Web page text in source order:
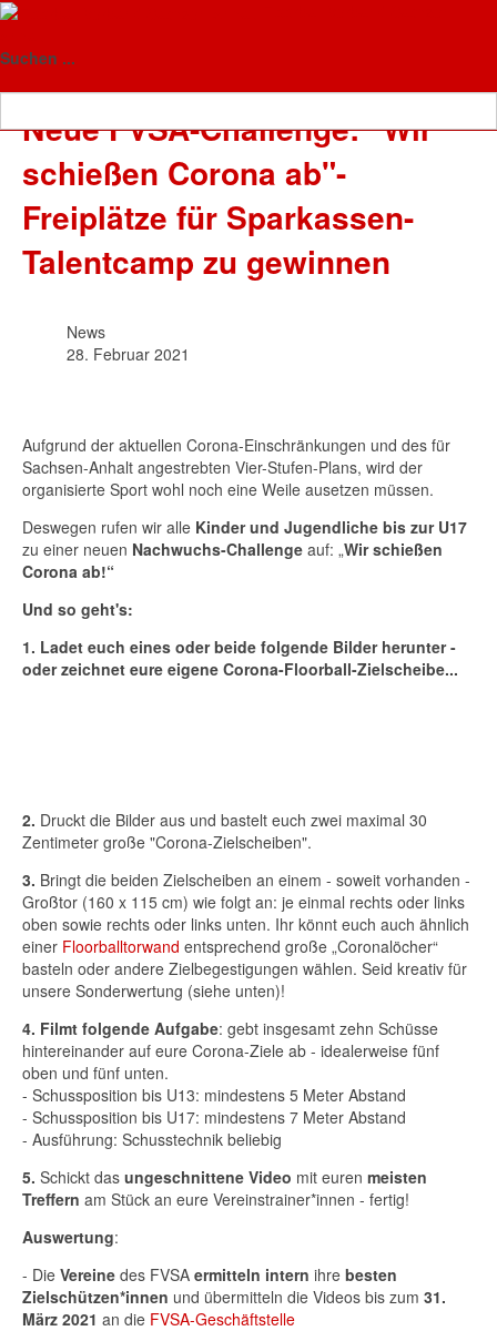
Suchen ...
News
Neue FVSA-Challenge: "Wir
schießen Corona ab"-
Freiplätze für Sparkassen-
Talentcamp zu gewinnen
News
28. Februar 2021
Aufgrund der aktuellen Corona-Einschränkungen und des für
Sachsen-Anhalt angestrebten Vier-Stufen-Plans, wird der
organisierte Sport wohl noch eine Weile ausetzen müssen.
Deswegen rufen wir alle Kinder und Jugendliche bis zur U17
zu einer neuen Nachwuchs-Challenge auf: „Wir schießen
Corona ab!“
Und so geht's:
1. Ladet euch eines oder beide folgende Bilder herunter -
oder zeichnet eure eigene Corona-Floorball-Zielscheibe...
2. Druckt die Bilder aus und bastelt euch zwei maximal 30
Zentimeter große "Corona-Zielscheiben".
3. Bringt die beiden Zielscheiben an einem - soweit vorhanden -
Großtor (160 x 115 cm) wie folgt an: je einmal rechts oder links
oben sowie rechts oder links unten. Ihr könnt euch auch ähnlich
einer Floorballtorwand entsprechend große „Coronalöcher“
basteln oder andere Zielbegestigungen wählen. Seid kreativ für
unsere Sonderwertung (siehe unten)!
4. Filmt folgende Aufgabe: gebt insgesamt zehn Schüsse
hintereinander auf eure Corona-Ziele ab - idealerweise fünf
oben und fünf unten.
- Schussposition bis U13: mindestens 5 Meter Abstand
- Schussposition bis U17: mindestens 7 Meter Abstand
- Ausführung: Schusstechnik beliebig
5. Schickt das ungeschnittene Video mit euren meisten
Treffern am Stück an eure Vereinstrainer*innen - fertig!
Auswertung:
- Die Vereine des FVSA ermitteln intern ihre besten
Zielschützen*innen und übermitteln die Videos bis zum 31.
März 2021 an die FVSA-Geschäftstelle